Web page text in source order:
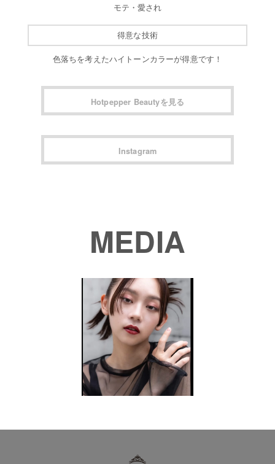
モテ・愛され
得意な技術
色落ちを考えたハイトーンカラーが得意です！
Hotpepper Beautyを見る
Instagram
MEDIA